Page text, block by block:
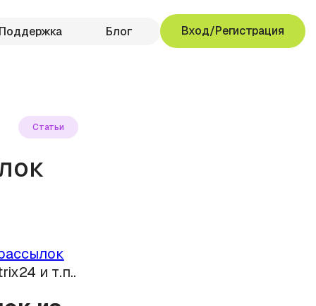
Блог Вход/Регистрация
Статьи
и т.п..